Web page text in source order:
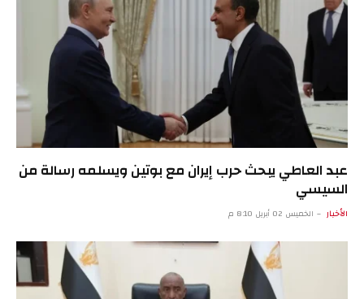
عبد العاطي يبحث حرب إيران مع بوتين ويسلمه رسالة من
السيسي
الأخبار الخميس 02 أبريل 8:10 م